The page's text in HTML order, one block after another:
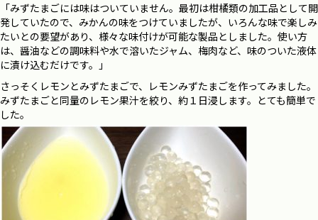
「みずたまごには味はついていません。最初は柑橘類の加工品として開
発していたので、みかんの味をつけていましたが、いろんな味で楽しみ
たいとの要望があり、様々な味付けが可能な製品としました。使い方
は、醤油などの調味料や水で溶いたジャム、梅肉など、味のついた液体
に漬け込むだけです。」
さっそくレモンとみずたまごで、レモンみずたまごを作ってみました。
みずたまごと同量のレモン果汁を絞り、約１日浸します。とても簡単で
した。